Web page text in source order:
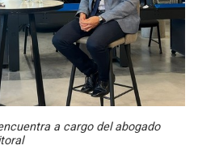
a cargo del abogado